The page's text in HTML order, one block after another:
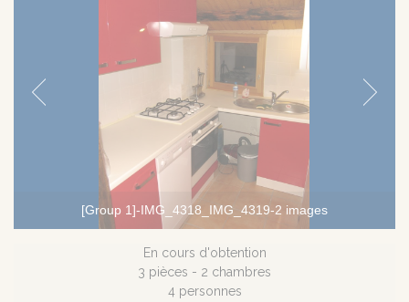
[Group 1]-IMG_4318_IMG_4319-2 images
En cours d'obtention
3 pièces - 2 chambres
4 personnes